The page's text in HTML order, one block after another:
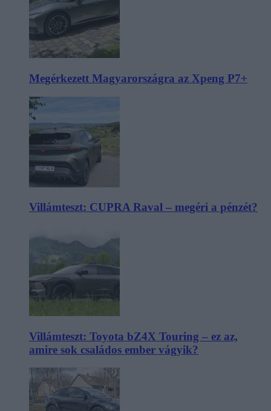
Megérkezett Magyarországra az Xpeng P7+
Villámteszt: CUPRA Raval – megéri a pénzét?
Villámteszt: Toyota bZ4X Touring – ez az,
amire sok családos ember vágyik?